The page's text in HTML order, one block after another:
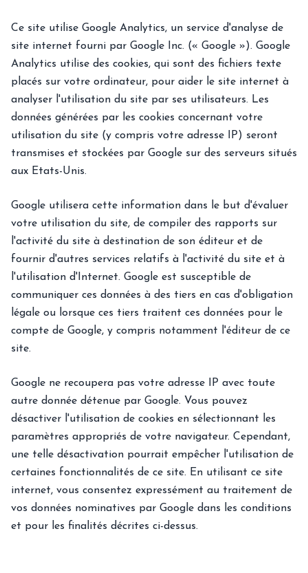
Ce site utilise Google Analytics, un service d'analyse de
site internet fourni par Google Inc. (« Google »). Google
Analytics utilise des cookies, qui sont des fichiers texte
placés sur votre ordinateur, pour aider le site internet à
analyser l'utilisation du site par ses utilisateurs. Les
données générées par les cookies concernant votre
utilisation du site (y compris votre adresse IP) seront
transmises et stockées par Google sur des serveurs situés
aux Etats-Unis.
Google utilisera cette information dans le but d'évaluer
votre utilisation du site, de compiler des rapports sur
l'activité du site à destination de son éditeur et de
fournir d'autres services relatifs à l'activité du site et à
l'utilisation d'Internet. Google est susceptible de
communiquer ces données à des tiers en cas d'obligation
légale ou lorsque ces tiers traitent ces données pour le
compte de Google, y compris notamment l'éditeur de ce
site.
Google ne recoupera pas votre adresse IP avec toute
autre donnée détenue par Google. Vous pouvez
désactiver l'utilisation de cookies en sélectionnant les
paramètres appropriés de votre navigateur. Cependant,
une telle désactivation pourrait empêcher l'utilisation de
certaines fonctionnalités de ce site. En utilisant ce site
internet, vous consentez expressément au traitement de
vos données nominatives par Google dans les conditions
et pour les finalités décrites ci-dessus.